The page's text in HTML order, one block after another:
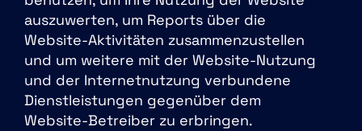
auszuwerten, um Reports über die
Website-Aktivitäten zusammenzustellen
und um weitere mit der Website-Nutzung
und der Internetnutzung verbundene
Dienstleistungen gegenüber dem
Website-Betreiber zu erbringen.